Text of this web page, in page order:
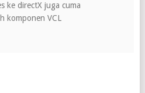
ke directX juga cuma
komponen VCL